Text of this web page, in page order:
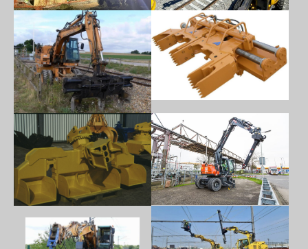
Show larger version Show larger version
Show larger version Show larger version
Show larger version